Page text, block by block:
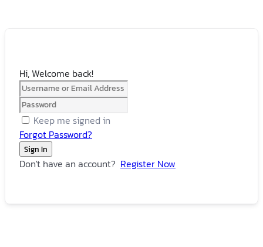
Hi, Welcome back!
Keep me signed in
Forgot Password?
Sign In
Don't have an account? Register Now